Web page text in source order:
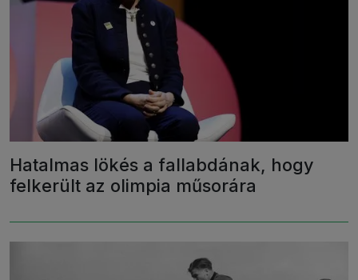
Hatalmas lökés a fallabdának, hogy
felkerült az olimpia műsorára